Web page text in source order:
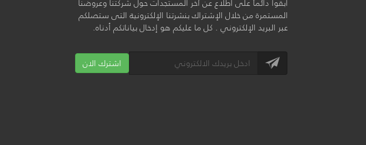
ابقوا دائماً على اطلاع عن آخر المستجدات حول شركتنا وعروضنا
المستمرة من خلال الإشتراك بنشرتنا الإلكترونية التى ستصلكم
عبر البريد الإلكتروني . كل ما عليكم هو إدخال بياناتكم أدناه.
اشترك الان